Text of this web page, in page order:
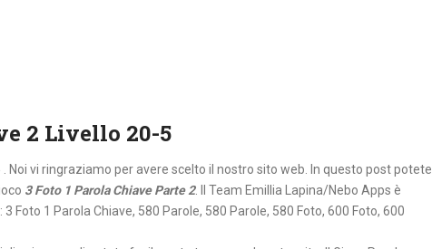
2 Livello 20-5
. Noi vi ringraziamo per avere scelto il nostro sito web. In questo post potete
3 Foto 1 Parola Chiave Parte 2. Il Team Emillia Lapina/Nebo Apps è
Foto 1 Parola Chiave, 580 Parole, 580 Parole, 580 Foto, 600 Foto, 600